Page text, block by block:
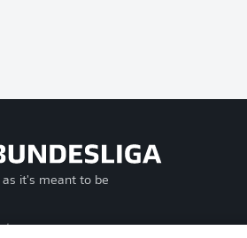
as it's meant to be